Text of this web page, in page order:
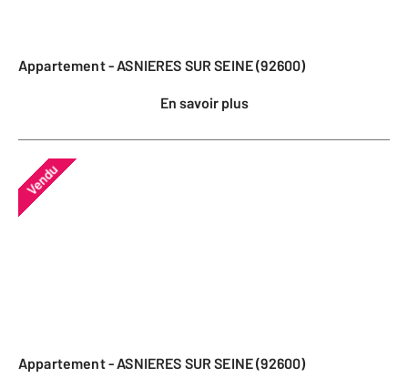
Appartement - ASNIERES SUR SEINE (92600)
En savoir plus
Vendu
Appartement - ASNIERES SUR SEINE (92600)